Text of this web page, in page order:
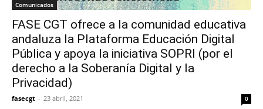
Comunicados
FASE CGT ofrece a la comunidad educativa
andaluza la Plataforma Educación Digital
Pública y apoya la iniciativa SOPRI (por el
derecho a la Soberanía Digital y la
Privacidad)
fasecgt - 23 abril, 2021 0